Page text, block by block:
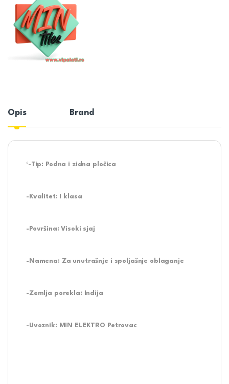
Opis Brand
‘-Tip: Podna i zidna pločica
-Kvalitet: I klasa
-Površina: Visoki sjaj
-Namena: Za unutrašnje i spoljašnje oblaganje
-Zemlja porekla: Indija
-Uvoznik: MIN ELEKTRO Petrovac